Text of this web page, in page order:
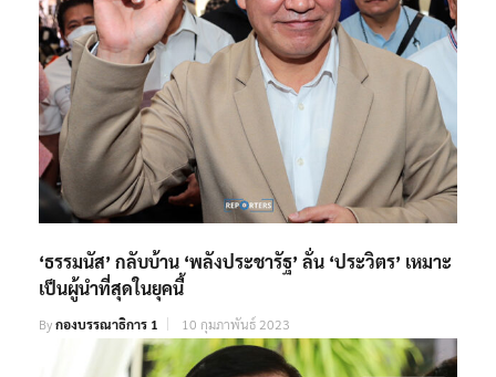
‘ธรรมนัส’ กลับบ้าน ‘พลังประชารัฐ’ ลั่น ‘ประวิตร’ เหมาะ
เป็นผู้นำที่สุดในยุคนี้
Byกองบรรณาธิการ 1 10 กุมภาพันธ์ 2023